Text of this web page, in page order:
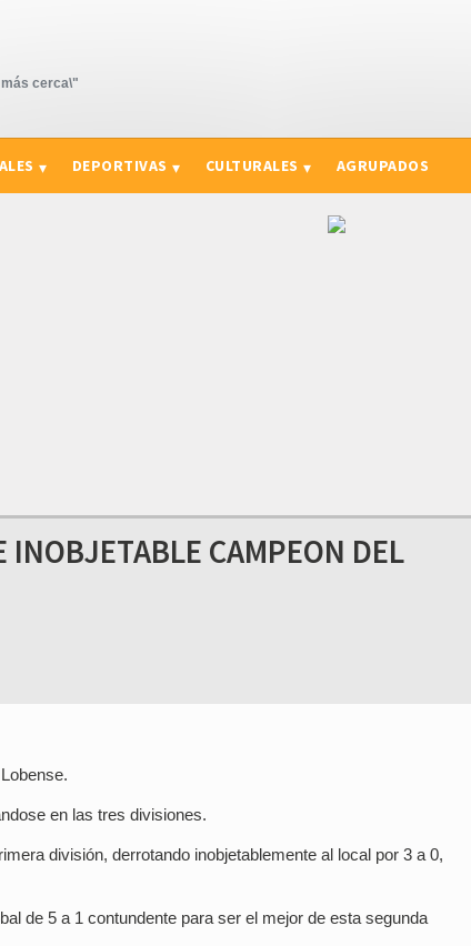
más cerca\"
DEPORTIVAS CULTURALES AGRUPADOS
CAMPEON DEL
en las tres divisiones.
división, derrotando inobjetablemente al local por 3 a 0,
de 5 a 1 contundente para ser el mejor de esta segunda